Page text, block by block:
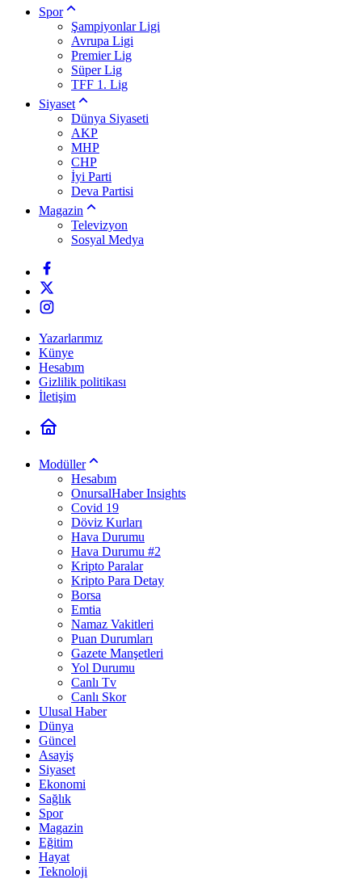
Spor
Şampiyonlar Ligi
Avrupa Ligi
Premier Lig
Süper Lig
TFF 1. Lig
Siyaset
Dünya Siyaseti
AKP
MHP
CHP
İyi Parti
Deva Partisi
Magazin
Televizyon
Sosyal Medya
Yazarlarımız
Künye
Hesabım
Gizlilik politikası
İletişim
Modüller
Hesabım
OnursalHaber Insights
Covid 19
Döviz Kurları
Hava Durumu
Hava Durumu #2
Kripto Paralar
Kripto Para Detay
Borsa
Emtia
Namaz Vakitleri
Puan Durumları
Gazete Manşetleri
Yol Durumu
Canlı Tv
Canlı Skor
Ulusal Haber
Dünya
Güncel
Asayiş
Siyaset
Ekonomi
Sağlık
Spor
Magazin
Eğitim
Hayat
Teknoloji